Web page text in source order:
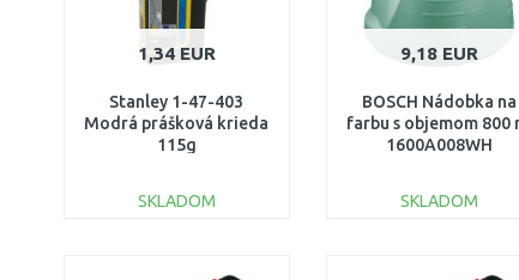
1,34 EUR
Stanley 1-47-403
Modrá prášková krieda
115g
SKLADOM
9,18 EUR
BOSCH Nádobka na
farbu s objemom 800
1600A008WH
SKLADOM